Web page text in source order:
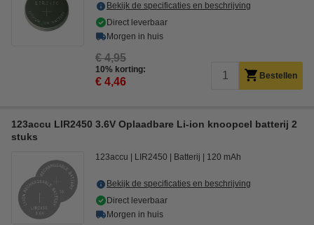
Bekijk de specificaties en beschrijving
Direct leverbaar
Morgen in huis
€ 4,95
10% korting:
€ 4,46 Bestellen
123accu LIR2450 3.6V Oplaadbare Li-ion knoopcel batterij 2
stuks
123accu LIR2450 Batterij 120 mAh
Bekijk de specificaties en beschrijving
Direct leverbaar
Morgen in huis